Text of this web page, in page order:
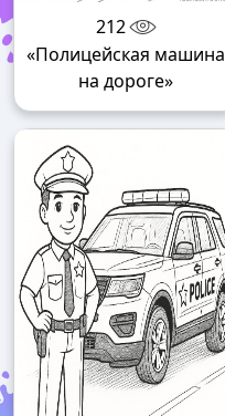
212
«Полицейская машина
на дороге»